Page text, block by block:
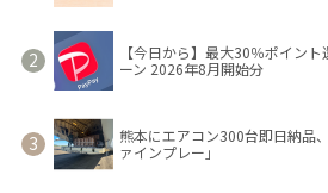
【今日から】最大30％ポイン
ーン 2026年8月開始分
熊本にエアコン300台即日納品
ァインプレー」